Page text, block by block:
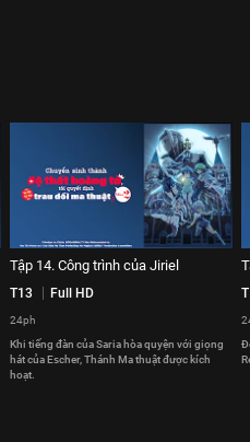
Tập 14. Công trình của Jiriel
T13 Full HD
24ph
Khi tiếng đàn của Saria hòa quyện với giọng
hát của Escher, Thánh Ma thuật được kích
hoạt.